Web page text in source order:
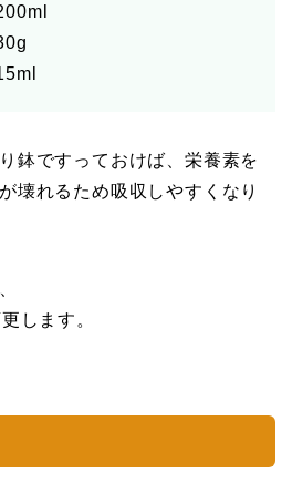
鉢ですっておけば、栄養素を
壊れるため吸収しやすくなり
します。